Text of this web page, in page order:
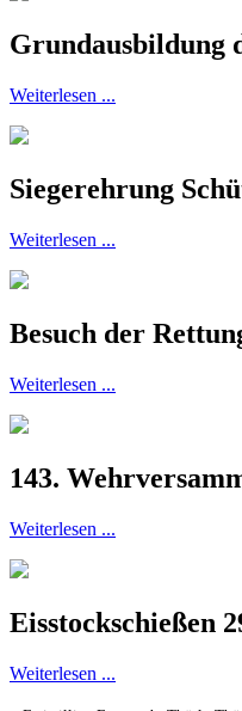
Grundausbildung
Weiterlesen ...
Siegerehrung
Weiterlesen ...
Besuch der
Weiterlesen ...
143.
Weiterlesen ...
Eisstockschießen
Weiterlesen ...